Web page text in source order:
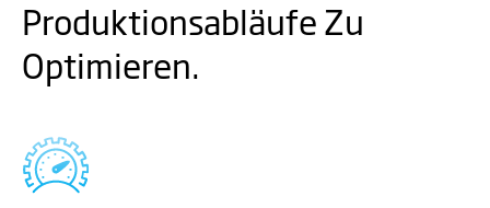
Produktionsabläufe Zu
Optimieren.